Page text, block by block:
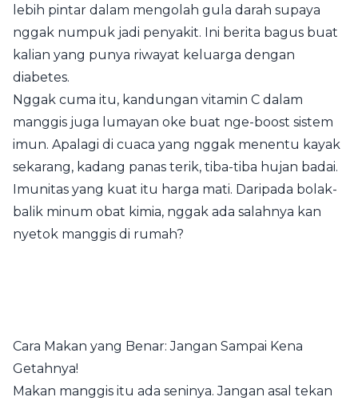
lebih pintar dalam mengolah gula darah supaya
nggak numpuk jadi penyakit. Ini berita bagus buat
kalian yang punya riwayat keluarga dengan
diabetes.
Nggak cuma itu, kandungan vitamin C dalam
manggis juga lumayan oke buat nge-boost sistem
imun. Apalagi di cuaca yang nggak menentu kayak
sekarang, kadang panas terik, tiba-tiba hujan badai.
Imunitas yang kuat itu harga mati. Daripada bolak-
balik minum obat kimia, nggak ada salahnya kan
nyetok manggis di rumah?
Cara Makan yang Benar: Jangan Sampai Kena
Getahnya!
Makan manggis itu ada seninya. Jangan asal tekan